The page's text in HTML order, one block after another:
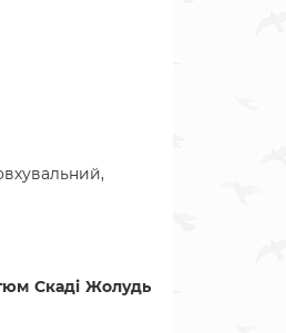
Скаді Жолудь